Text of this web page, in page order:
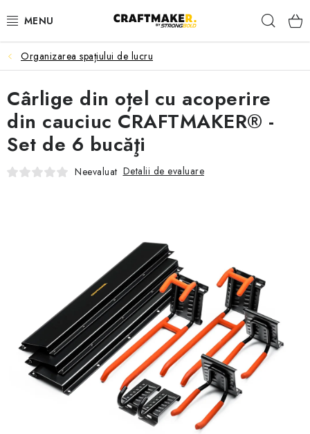
MESE DE ȘANTIER
CAPRE DE LUCRU
SUPORTURI CU ROLE
ORGANIZAREA SPAȚIULUI DE LUCRU
Returnarea produselor
Termeni și condiții
Politica de confidențialitate
Organizarea spațiului de lucru
Cârlige din oțel cu acoperire
din cauciuc CRAFTMAKER® -
Set de 6 bucăţi
Neevaluat Detalii de evaluare